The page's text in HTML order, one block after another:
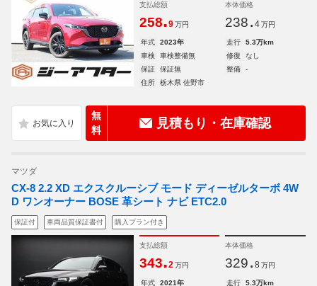
支払総額
258.9 万円
本体価格
238. 4 万円
年式 2023年 走行
5.3万km
車検
車検整備無 修復
なし
保証
保証無 整備
-
住所
栃木県 佐野市
無
料
見積もり・在庫確認
マツダ
CX-8 2.2 XD エクスクルーシブ モード ディーゼルターボ 4W
D ワンオーナー BOSE 革シート ナビ ETC2.0
保証付 車両品質保証書付 購入プラン付き
支払総額
343.2 万円
本体価格
329. 8 万円
年式 2021年 走行
5.3万km